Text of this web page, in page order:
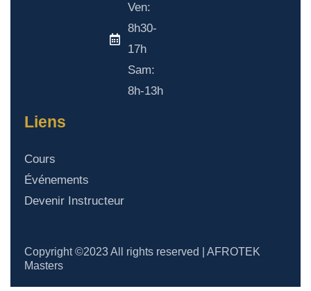
Ven:
8h30-
17h
Sam:
8h-13h
Liens
Cours
Événements
Devenir Instructeur
Copyright ©2023 All rights reserved | AFROTEK
Masters